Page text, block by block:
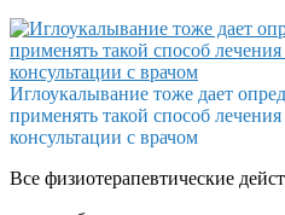
Иглоукалывание тоже дает
применять такой способ
консультации с врачом
Все физиотерапевтические